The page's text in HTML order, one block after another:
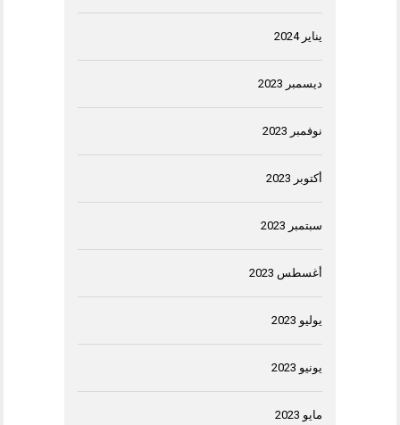
يناير 2024
ديسمبر 2023
نوفمبر 2023
أكتوبر 2023
سبتمبر 2023
أغسطس 2023
يوليو 2023
يونيو 2023
مايو 2023